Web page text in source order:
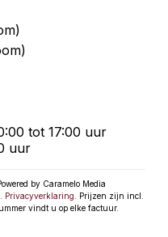
tot 17:00 uur
uur
by Caramelo Media
Privacyverklaring . Prijzen zijn incl.
vindt u op elke factuur.